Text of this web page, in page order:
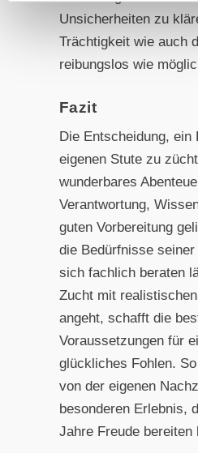
Unsicherheiten zu
Trächtigkeit wie auch
reibungslos wie
Fazit
Die Entscheidung, ein
eigenen Stute zu
wunderbares
Verantwortung,
guten Vorbereitung
die Bedürfnisse
sich fachlich beraten
Zucht mit
angeht, schafft die
Voraussetzungen für
glückliches Fohlen.
von der eigenen
besonderen Erlebnis,
Jahre Freude bereiten